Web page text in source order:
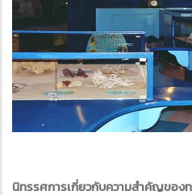
นิทรรศการเกี่ยวกับความสำคัญของ